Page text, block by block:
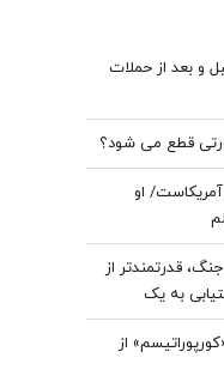
و بعد از حملات
قطع می شود؟
او
قدرتمندتر از
به یک
به عملیات
از